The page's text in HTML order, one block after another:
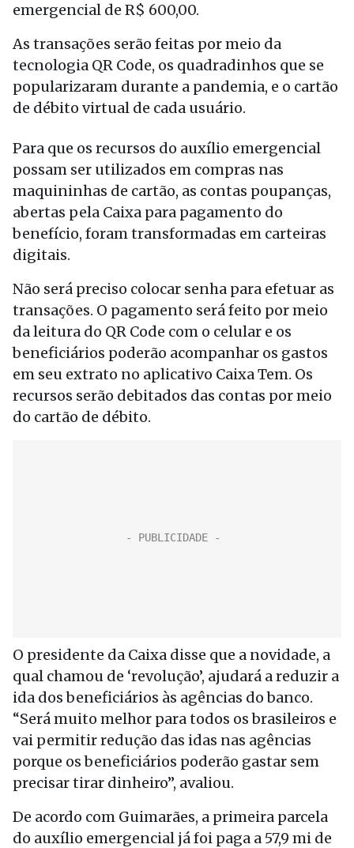
emergencial de R$ 600,00.
As transações serão feitas por meio da
tecnologia QR Code, os quadradinhos que se
popularizaram durante a pandemia, e o cartão
de débito virtual de cada usuário.
Para que os recursos do auxílio emergencial
possam ser utilizados em compras nas
maquininhas de cartão, as contas poupanças,
abertas pela Caixa para pagamento do
benefício, foram transformadas em carteiras
digitais.
Não será preciso colocar senha para efetuar as
transações. O pagamento será feito por meio
da leitura do QR Code com o celular e os
beneficiários poderão acompanhar os gastos
em seu extrato no aplicativo Caixa Tem. Os
recursos serão debitados das contas por meio
do cartão de débito.
O presidente da Caixa disse que a novidade, a
qual chamou de ‘revolução’, ajudará a reduzir a
ida dos beneficiários às agências do banco.
“Será muito melhor para todos os brasileiros e
vai permitir redução das idas nas agências
porque os beneficiários poderão gastar sem
precisar tirar dinheiro”, avaliou.
De acordo com Guimarães, a primeira parcela
do auxílio emergencial já foi paga a 57,9 mi de